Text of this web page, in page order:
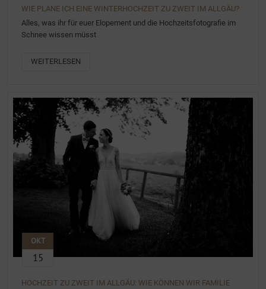
WIE PLANE ICH EINE WINTERHOCHZEIT ZU ZWEIT IM ALLGÄU?
Alles, was ihr für euer Elopement und die Hochzeitsfotografie im
Schnee wissen müsst
WEITERLESEN
OKT
15
HOCHZEIT ZU ZWEIT IM ALLGÄU: WIE KÖNNEN WIR FAMILIE